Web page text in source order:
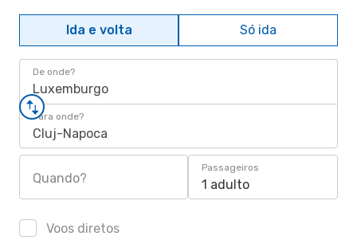
Ida e volta Só ida
De onde?
Luxemburgo
Para onde?
Cluj-Napoca
Quando?
Passageiros
1 adulto
Voos diretos